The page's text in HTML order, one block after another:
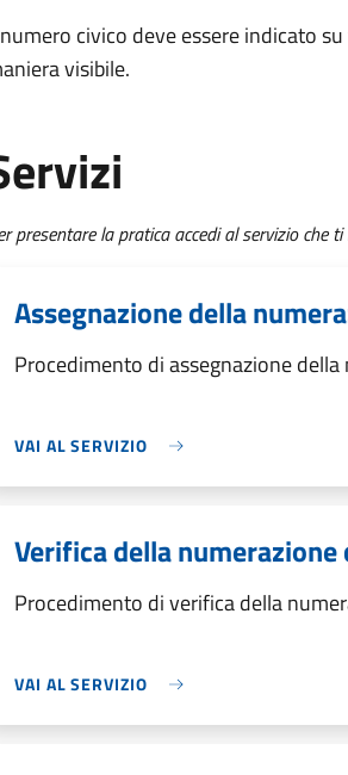
civico deve essere indicato
visibile.
presentare la pratica accedi al servizio che
Assegnazione della
Procedimento di assegnazione
VAI AL SERVIZIO
Verifica della numerazione
Procedimento di verifica della
VAI AL SERVIZIO